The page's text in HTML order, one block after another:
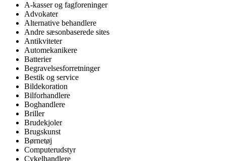
A-kasser og fagforeninger
Advokater
Alternative behandlere
Andre sæsonbaserede sites
Antikviteter
Automekanikere
Batterier
Begravelsesforretninger
Bestik og service
Bildekoration
Bilforhandlere
Boghandlere
Briller
Brudekjoler
Brugskunst
Børnetøj
Computerudstyr
Cykelhandlere